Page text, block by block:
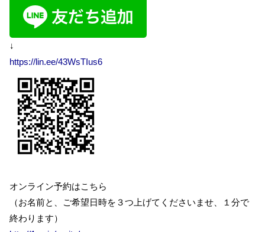
↓
https://lin.ee/43WsTIus6
オンライン予約はこちら
（お名前と、ご希望日時を３つ上げてくださいませ、１分で
終わります）